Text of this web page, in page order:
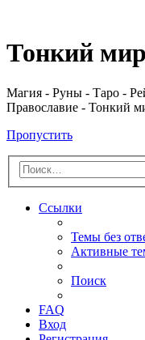
Тонкий мир
Магия - Руны - Таро -
Православие - Тонкий
Пропустить
Ссылки
Темы без
Активные
Поиск
FAQ
Вход